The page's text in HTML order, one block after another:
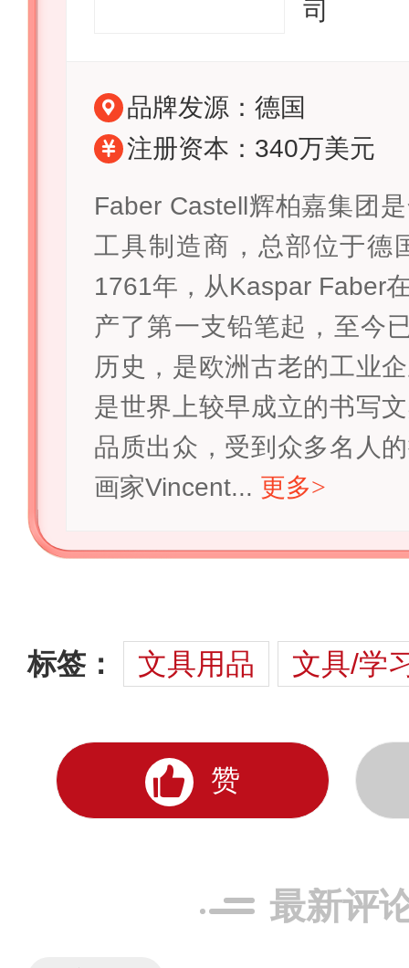
司
品牌发源：德国
注册资本：340万美元
Faber Castell辉柏嘉集团
工具制造商，总部位于德
1761年，从Kaspar Faber
产了第一支铅笔起，至今
历史，是欧洲古老的工业
是世界上较早成立的书写
品质出众，受到众多名人
画家Vincent... 更多>
标签： 文具用品 文具/学
赞
最新评